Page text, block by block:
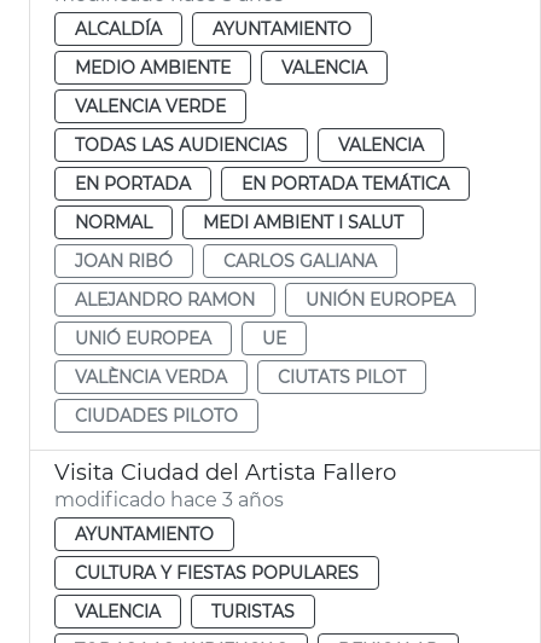
ALCALDÍA
AYUNTAMIENTO
MEDIO AMBIENTE
VALENCIA
VALENCIA VERDE
TODAS LAS AUDIENCIAS
VALENCIA
EN PORTADA
EN PORTADA TEMÁTICA
NORMAL
MEDI AMBIENT I SALUT
JOAN RIBÓ
CARLOS GALIANA
ALEJANDRO RAMON
UNIÓN EUROPEA
UNIÓ EUROPEA
UE
VALÈNCIA VERDA
CIUTATS PILOT
CIUDADES PILOTO
Visita Ciudad del Artista Fallero
modificado hace 3 años
AYUNTAMIENTO
CULTURA Y FIESTAS POPULARES
VALENCIA
TURISTAS